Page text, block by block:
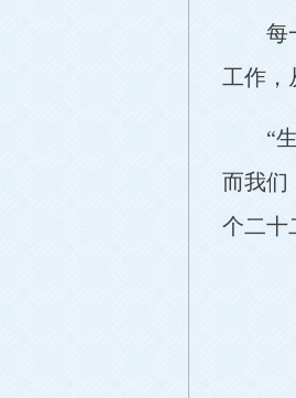
每
工作，
“
而我们
个二十